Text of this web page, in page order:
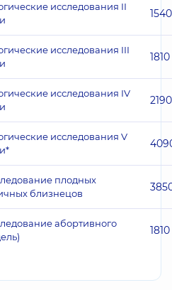
исследования II
1540
исследования III
1810
исследования IV
2190
исследования V
плодных
близнецов
абортивного
1810